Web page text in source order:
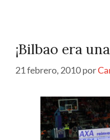
¡Bilbao era
21 febrero, 2010por